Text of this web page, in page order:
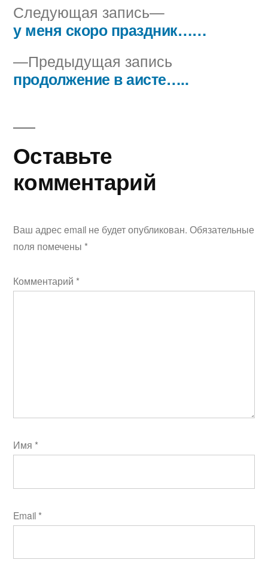
Навигация
по
записям
Предыдущая запись
запись:
продолжение в аисте…..
Следующая запись
Следующая
запись:
у меня скоро праздник……
Оставьте
комментарий
Ваш адрес email не будет опубликован. Обязательные
поля помечены *
Комментарий *
Имя *
Email *